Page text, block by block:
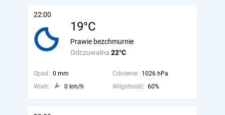
22:00
19°C
Odczuwalna 22°C
Prawie bezchmurnie
Opad: 0 mm Ciśnienie: 1026 hPa
Wiatr:
0 km/h Wilgotność: 60%